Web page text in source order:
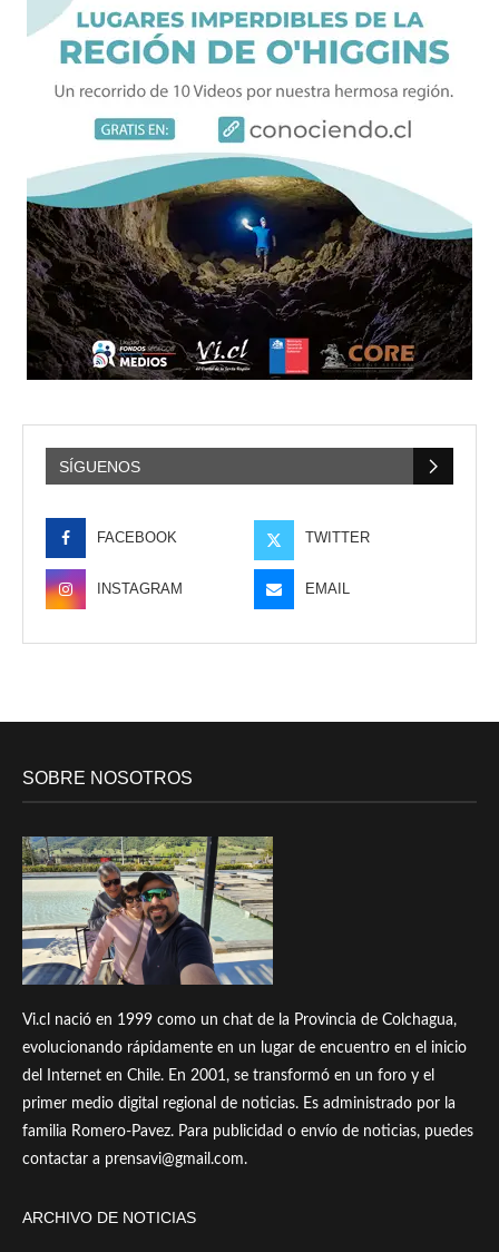
SÍGUENOS
FACEBOOK TWITTER
INSTAGRAM EMAIL
SOBRE NOSOTROS
Vi.cl nació en 1999 como un chat de la Provincia de Colchagua,
evolucionando rápidamente en un lugar de encuentro en el inicio
del Internet en Chile. En 2001, se transformó en un foro y el
primer medio digital regional de noticias. Es administrado por la
familia Romero-Pavez. Para publicidad o envío de noticias, puedes
contactar a prensavi@gmail.com.
ARCHIVO DE NOTICIAS